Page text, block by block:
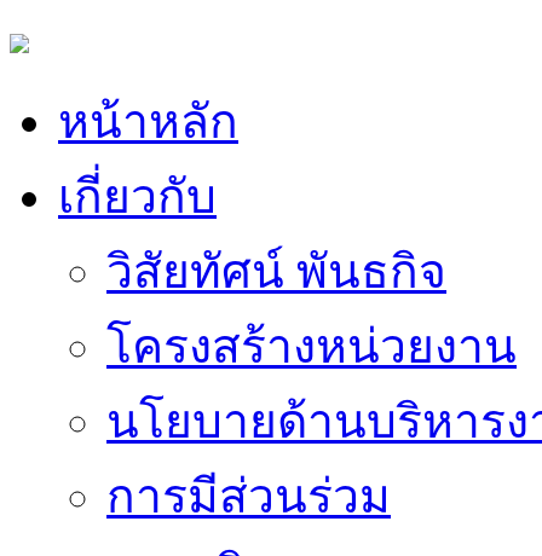
หน้าหลัก
เกี่ยวกับ
วิสัยทัศน์ พันธกิจ
โครงสร้างหน่วยงาน
นโยบายด้านบริหาร
การมีส่วนร่วม